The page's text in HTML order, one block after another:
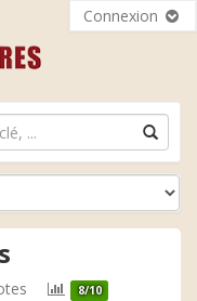
Connexion
8/10